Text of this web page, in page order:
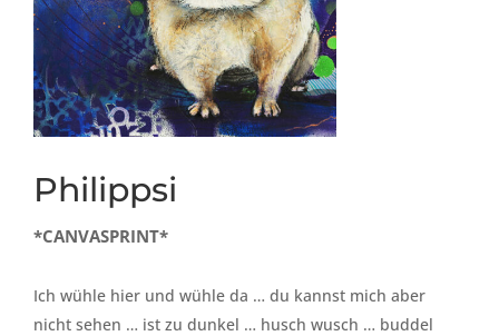
Philippsi
*CANVASPRINT*
Ich wühle hier und wühle da … du kannst mich aber
nicht sehen … ist zu dunkel … husch wusch … buddel